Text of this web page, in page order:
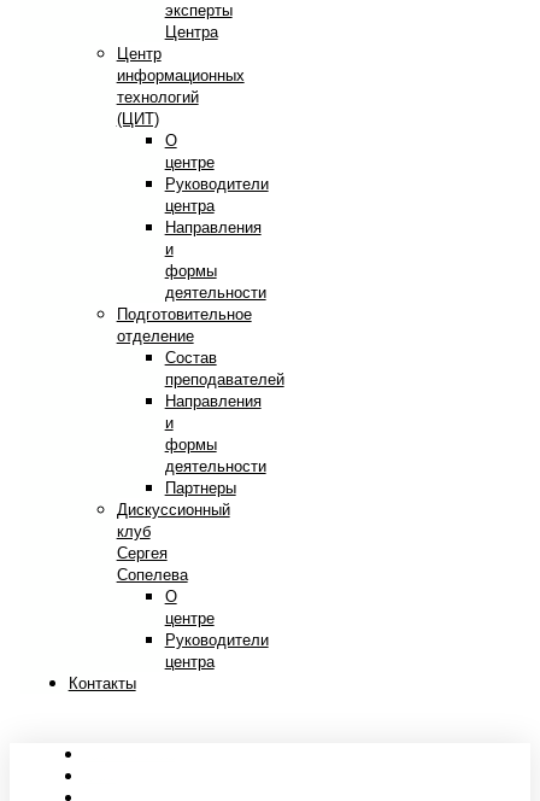
эксперты
Центра
Центр
информационных
технологий
(ЦИТ)
О
центре
Руководители
центра
Направления
и
формы
деятельности
Подготовительное
отделение
Состав
преподавателей
Направления
и
формы
деятельности
Партнеры
Дискуссионный
клуб
Сергея
Сопелева
О
центре
Руководители
центра
Контакты